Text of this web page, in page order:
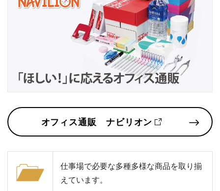
オフィス通販 ナビリオン
仕事場で必要な多種多様な商品を取り揃
えています。